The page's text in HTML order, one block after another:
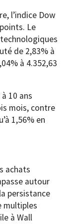
l’indice Dow
Le
de 2,83% à
à 4.352,63
10 ans
mois, contre
1,56% en
achats
autour
persistance
multiples
à Wall